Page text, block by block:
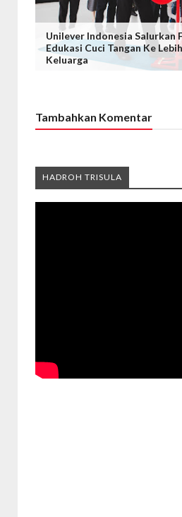
Unilever Indonesia Salurkan
Edukasi Cuci Tangan Ke
Keluarga
Tambahkan Komentar
HADROH TRISULA